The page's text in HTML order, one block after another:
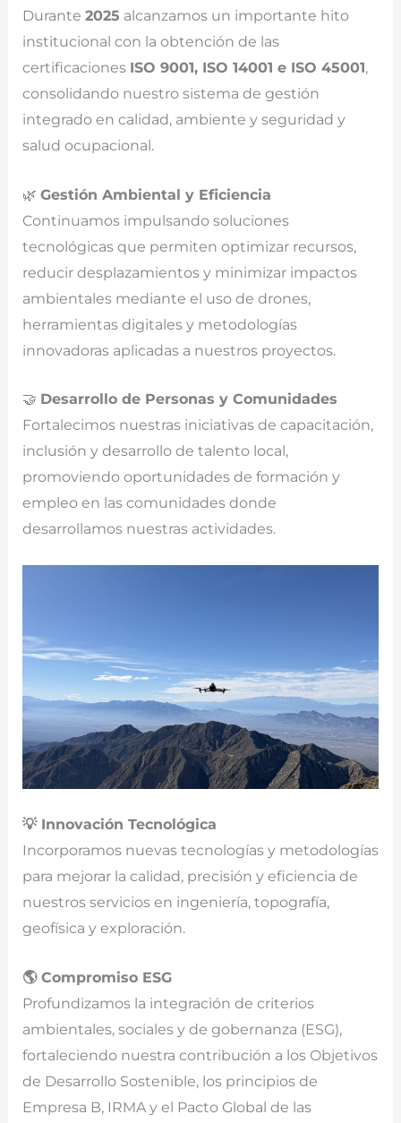
Durante 2025 alcanzamos un importante hito
institucional con la obtención de las
certificaciones ISO 9001, ISO 14001 e ISO 45001,
consolidando nuestro sistema de gestión
integrado en calidad, ambiente y seguridad y
salud ocupacional.
🌿 Gestión Ambiental y Eficiencia
Continuamos impulsando soluciones
tecnológicas que permiten optimizar recursos,
reducir desplazamientos y minimizar impactos
ambientales mediante el uso de drones,
herramientas digitales y metodologías
innovadoras aplicadas a nuestros proyectos.
🤝 Desarrollo de Personas y Comunidades
Fortalecimos nuestras iniciativas de capacitación,
inclusión y desarrollo de talento local,
promoviendo oportunidades de formación y
empleo en las comunidades donde
desarrollamos nuestras actividades.
💡 Innovación Tecnológica
Incorporamos nuevas tecnologías y metodologías
para mejorar la calidad, precisión y eficiencia de
nuestros servicios en ingeniería, topografía,
geofísica y exploración.
🌎 Compromiso ESG
Profundizamos la integración de criterios
ambientales, sociales y de gobernanza (ESG),
fortaleciendo nuestra contribución a los Objetivos
de Desarrollo Sostenible, los principios de
Empresa B, IRMA y el Pacto Global de las